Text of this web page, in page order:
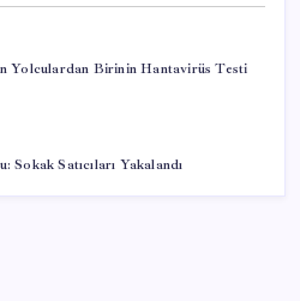
Yolculardan Birinin Hantavirüs Testi
Satıcıları Yakalandı